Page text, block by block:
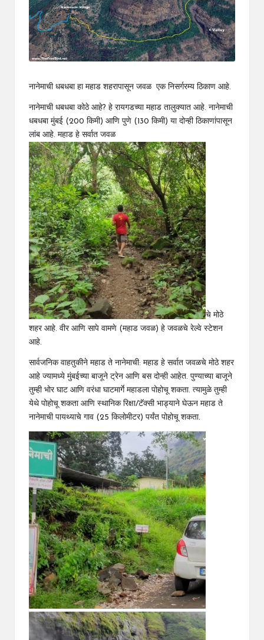
नानेमाची धबधबा हा महाड शहरापासून जवळ एक निसर्गरम्य ठिकाण आहे.
नानेमाची धबधबा कोठे आहे? हे रायगडच्या महाड तालुक्यात आहे. नानेमाची
धबधबा मुंबई (200 किमी) आणि पुणे (130 किमी) या दोन्ही ठिकाणांपासून
लांब आहे. महाड हे सर्वात जवळ
चे मोठे
शहर आहे. वीर आणि सापे वामणे (महाड जवळ) हे जवळचे रेल्वे स्टेशन
आहे.
सार्वजनिक वाहतुकीने महाड ते नानेमाची: महाड हे सर्वात जवळचे मोठे शहर
आहे ज्यामध्ये मुंबईच्या बाजूने ट्रेन आणि बस दोन्ही आहेत. पुण्याच्या बाजूने
तुम्ही भोर घाट आणि वरंधा घाटमार्गे महाडला पोहोचू शकता. त्यामुळे तुम्ही
येथे पोहोचू शकता आणि स्थानिक रिक्षा/टॅक्सी भाड्याने घेऊन महाड ते
नानेमाची पायथ्याचे गाव (25 किलोमीटर) पर्यंत पोहोचू शकता.